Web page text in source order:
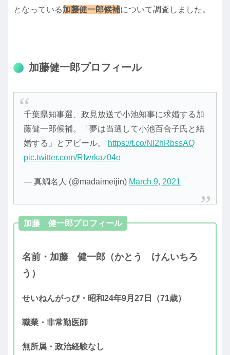
となっている加藤健一郎候補について調査しました。
加藤健一郎プロフィール
千葉県知事選、政見放送で小池知事に求婚する加
藤健一郎候補。「夢は当選して小池百合子氏と結
婚する」とアピール。
https://t.co/Nl2hRbssAQ
pic.twitter.com/RIwrkaz04o
— 真鯛名人 (@madaimeijin) March 9, 2021
加藤 健一郎プロフィール
名前・加藤 健一郎（かとう けんいちろ
う）
せいねんがっぴ・昭和24年9月27日（71歳）
職業・非常勤医師
無所属・政治経験なし